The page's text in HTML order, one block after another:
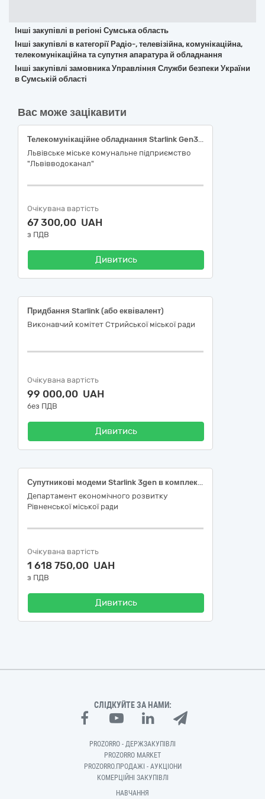
Інші закупівлі в регіоні Сумська область
Інші закупівлі в категорії Радіо-, телевізійна, комунікаційна,
телекомунікаційна та супутня апаратура й обладнання
Інші закупівлі замовника Управління Служби безпеки України
в Сумській області
Вас може зацікавити
Телекомунікаційне обладнання Starlink Gen3 та телекомунікаційне обладнання Starlink mini у корпусі для автомобіля
Львівське міське комунальне підприємство
"Львівводоканал"
Очікувана вартість
67 300,00 UAH
з ПДВ
Дивитись
Придбання Starlink (або еквівалент)
Виконавчий комітет Стрийської міської ради
Очікувана вартість
99 000,00 UAH
без ПДВ
Дивитись
Супутникові модеми Starlink 3gen в комплектації (або еквівалент)
Департамент економічного розвитку
Рівненської міської ради
Очікувана вартість
1 618 750,00 UAH
з ПДВ
Дивитись
СЛІДКУЙТЕ ЗА НАМИ:
PROZORRO - ДЕРЖЗАКУПІВЛІ
PROZORRO MARKET
PROZORRO.ПРОДАЖІ - АУКЦІОНИ
КОМЕРЦІЙНІ ЗАКУПІВЛІ
НАВЧАННЯ